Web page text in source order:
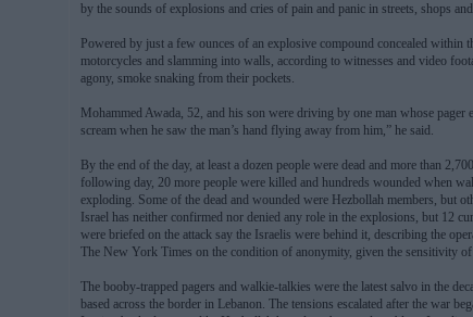
by the sounds of explosions and cries of pain and panic in streets, shops
Powered by just a few ounces of an explosive compound concealed
motorcycles and slamming into walls, according to witnesses and video
agony, smoke snaking from their pockets.
Mohammed Awada, 52, and his son were driving by one man whose
scream when he saw the man’s hand flying away from him,” he said.
By the end of the day, at least a dozen people were dead and more than
following day, 20 more people were killed and hundreds wounded when
exploding. Some of the dead and wounded were Hezbollah members, but
Israel has neither confirmed nor denied any role in the explosions, but 12
were briefed on the attack say the Israelis were behind it, describing the
The New York Times on the condition of anonymity, given the sensitivity of
The booby-trapped pagers and walkie-talkies were the latest salvo in the
based across the border in Lebanon. The tensions escalated after the war